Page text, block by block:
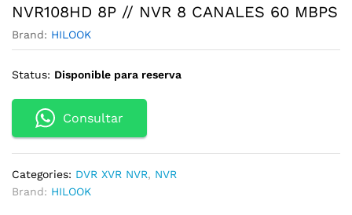
NVR108HD 8P // NVR 8 CANALES 60 MBPS
Brand: HILOOK
Status: Disponible para reserva
Consultar
Categories: DVR XVR NVR, NVR
Brand: HILOOK